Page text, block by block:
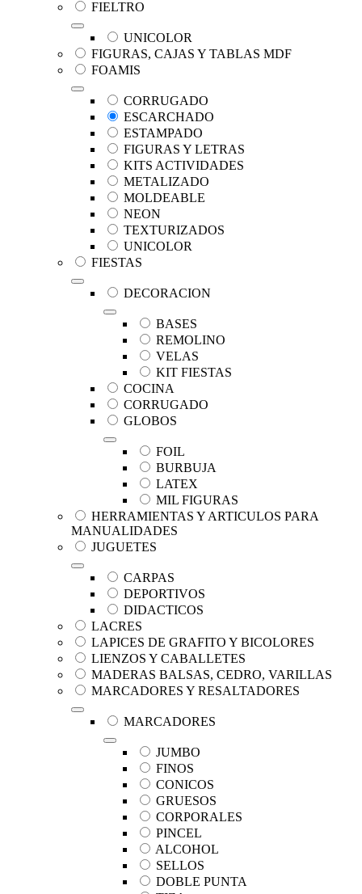
FIELTRO
UNICOLOR
FIGURAS, CAJAS Y TABLAS MDF
FOAMIS
CORRUGADO
ESCARCHADO
ESTAMPADO
FIGURAS Y LETRAS
KITS ACTIVIDADES
METALIZADO
MOLDEABLE
NEON
TEXTURIZADOS
UNICOLOR
FIESTAS
DECORACION
BASES
REMOLINO
VELAS
KIT FIESTAS
COCINA
CORRUGADO
GLOBOS
FOIL
BURBUJA
LATEX
MIL FIGURAS
HERRAMIENTAS Y ARTICULOS PARA
MANUALIDADES
JUGUETES
CARPAS
DEPORTIVOS
DIDACTICOS
LACRES
LAPICES DE GRAFITO Y BICOLORES
LIENZOS Y CABALLETES
MADERAS BALSAS, CEDRO, VARILLAS
MARCADORES Y RESALTADORES
MARCADORES
JUMBO
FINOS
CONICOS
GRUESOS
CORPORALES
PINCEL
ALCOHOL
SELLOS
DOBLE PUNTA